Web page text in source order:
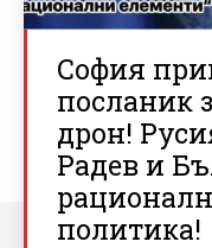
София
посланик
дрон!
Радев и
политика!